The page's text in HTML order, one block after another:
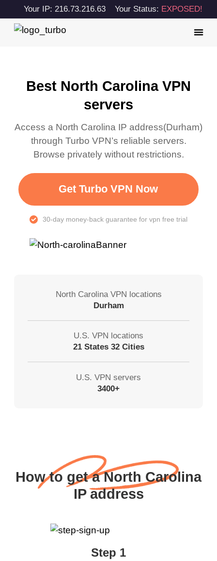
Your IP: 216.73.216.63 Your Status: EXPOSED!
Best North Carolina VPN
servers
Access a North Carolina IP address(Durham)
through Turbo VPN’s reliable servers.
Browse privately without restrictions.
Get Turbo VPN Now
30-day money-back guarantee for vpn free trial
North Carolina VPN locations
Durham
U.S. VPN locations
21 States 32 Cities
U.S. VPN servers
3400+
How to get a North Carolina
IP address
Step 1